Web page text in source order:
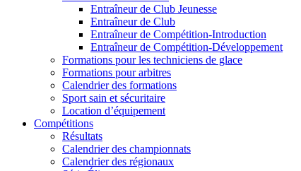
Entraîneur de Club Jeunesse
Entraîneur de Club
Entraîneur de Compétition-Introduction
Entraîneur de Compétition-Développement
Formations pour les techniciens de glace
Formations pour arbitres
Calendrier des formations
Sport sain et sécuritaire
Location d’équipement
Compétitions
Résultats
Calendrier des championnats
Calendrier des régionaux